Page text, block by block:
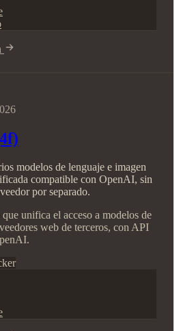
modelos de lenguaje e imagen
compatible con OpenAI, sin
por separado.
unifica el acceso a modelos de
web de terceros, con API